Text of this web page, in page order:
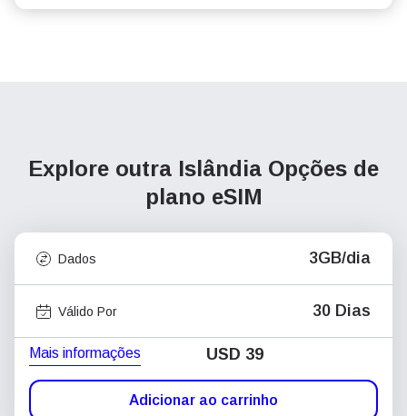
Explore outra Islândia Opções de
plano eSIM
Dados 3GB/dia
Válido Por 30 Dias
Mais informações USD 39
Adicionar ao carrinho